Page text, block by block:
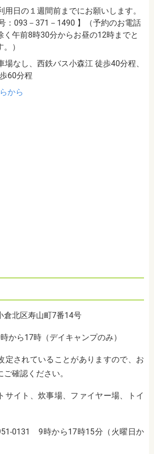
用日の１週間前までにお願いします。
：093－371－1490 】（予約のお電話
く午前8時30分からお昼の12時までと
）
場なし、西鉄バス小森江 徒歩40分程、
60分程
から
倉北区寿山町7番14号
から17時（デイキャンプのみ）
されていることがありますので、お
確認ください。
サイト、炊事場、ファイヤー場、トイ
0131 9時から17時15分（火曜日か